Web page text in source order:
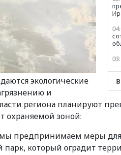
экологические
и
региона планируют
охраняемой зоной:
предпринимаем меры для
который оградит